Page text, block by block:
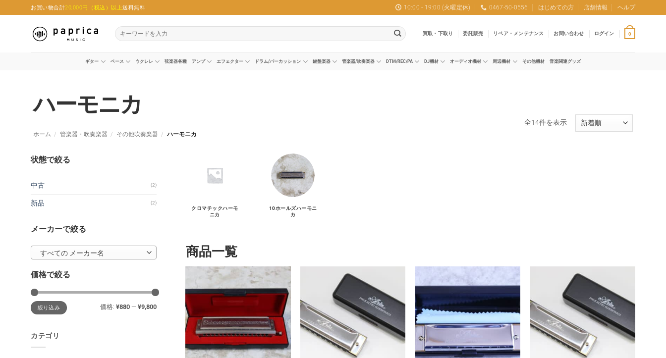
to
お買い物合計20,000円（税込）以上送料無料 10:00 - 19:00 (火曜定休) 0467-50-0556 はじめての方 店舗情報 ヘルプ
検
索
買取・下取り 委託販売 リペア・メンテナンス お問い合わせ ログイン 0
ギター ベース ウクレレ 弦楽器各種 アンプ エフェクター ドラム/パーカッション 鍵盤楽器 管楽器/吹奏楽器 DTM/REC/PA DJ機材 オーディオ機材 周辺機材 その他機材 音楽関連グッズ
ハーモニカ
ホーム / 管楽器・吹奏楽器 / その他吹奏楽器 / ハーモニカ
全14件を表示新
状態で絞る
中古 (2)
新品 (2)
メーカーで絞る
すべての メーカー名
価格で絞る
最
低
価
最
高
価
絞り込み 価格: ¥880— ¥9,800
カテゴリ
クロマチックハーモ
ニカ
10ホールズハーモニ
カ
商品一覧